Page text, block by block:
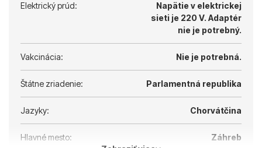
Elektrický prúd:
Napätie v elektrickej
sieti je 220 V. Adaptér
nie je potrebný.
Vakcinácia: Nie je potrebná.
Štátne zriadenie: Parlamentná republika
Jazyky: Chorvátčina
Hlavné mesto:
Záhreb